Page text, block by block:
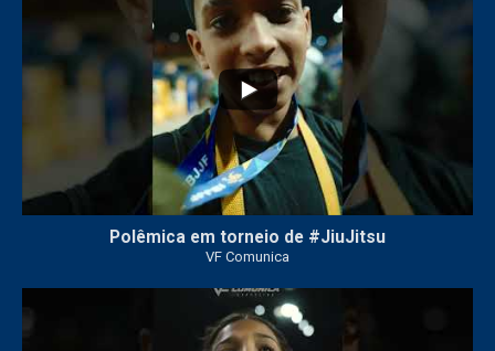
Polêmica em torneio de #JiuJitsu
VF Comunica